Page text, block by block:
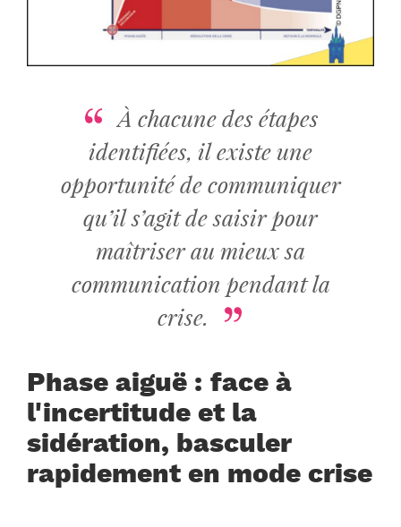
À chacune des étapes
identifiées, il existe une
opportunité de communiquer
qu’il s’agit de saisir pour
maîtriser au mieux sa
communication pendant la
crise.
Phase aiguë : face à
l'incertitude et la
sidération, basculer
rapidement en mode crise